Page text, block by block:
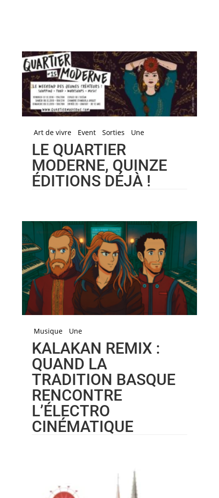
Art de vivre Event Sorties Une
LE QUARTIER
MODERNE, QUINZE
ÉDITIONS DÉJÀ !
Musique Une
KALAKAN REMIX :
QUAND LA
TRADITION BASQUE
RENCONTRE
L’ÉLECTRO
CINÉMATIQUE